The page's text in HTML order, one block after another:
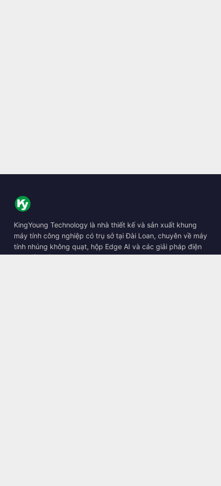
KingYoung Technology là nhà thiết kế và sản xuất khung
máy tính công nghiệp có trụ sở tại Đài Loan, chuyên về máy
tính nhúng không quạt, hộp Edge AI và các giải pháp điện
toán bền bỉ.